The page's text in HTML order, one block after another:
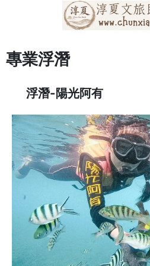
專業浮潛
浮潛-陽光阿有